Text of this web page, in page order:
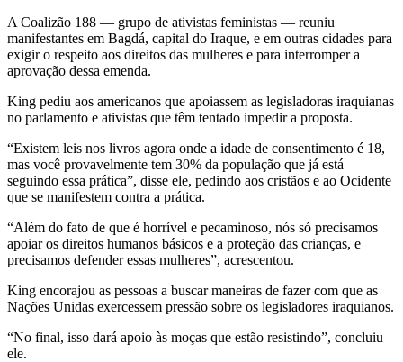
A Coalizão 188 — grupo de ativistas feministas — reuniu
manifestantes em Bagdá, capital do Iraque, e em outras cidades para
exigir o respeito aos direitos das mulheres e para interromper a
aprovação dessa emenda.
King pediu aos americanos que apoiassem as legisladoras iraquianas
no parlamento e ativistas que têm tentado impedir a proposta.
“Existem leis nos livros agora onde a idade de consentimento é 18,
mas você provavelmente tem 30% da população que já está
seguindo essa prática”, disse ele, pedindo aos cristãos e ao Ocidente
que se manifestem contra a prática.
“Além do fato de que é horrível e pecaminoso, nós só precisamos
apoiar os direitos humanos básicos e a proteção das crianças, e
precisamos defender essas mulheres”, acrescentou.
King encorajou as pessoas a buscar maneiras de fazer com que as
Nações Unidas exercessem pressão sobre os legisladores iraquianos.
“No final, isso dará apoio às moças que estão resistindo”, concluiu
ele.